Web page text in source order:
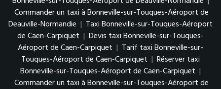
Commander un taxi à Bonneville-sur-Touques-Aéroport de
Deauville-Normandie | Taxi Bonneville-sur-Touques-Aéroport
de Caen-Carpiquet | Devis taxi Bonneville-sur-Touques-
Aéroport de Caen-Carpiquet | Tarif taxi Bonneville-sur-
Touques-Aéroport de Caen-Carpiquet | Réserver taxi
Bonneville-sur-Touques-Aéroport de Caen-Carpiquet |
Commander un taxi à Bonneville-sur-Touques-Aéroport de